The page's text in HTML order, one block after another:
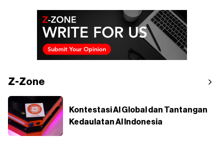
Z-Zone
Kontestasi AI Global dan Tantangan
Kedaulatan AI Indonesia